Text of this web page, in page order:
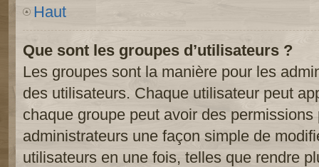
Haut
Que sont les groupes d’utilisateurs ?
Les groupes sont la manière pour les
des utilisateurs. Chaque utilisateur peut
chaque groupe peut avoir des
administrateurs une façon simple de
utilisateurs en une fois, telles que rendre